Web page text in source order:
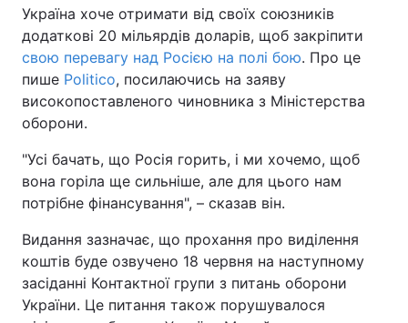
Україна хоче отримати від своїх союзників
додаткові 20 мільярдів доларів, щоб закріпити
свою перевагу над Росією на полі бою. Про це
пише Politico, посилаючись на заяву
високопоставленого чиновника з Міністерства
оборони.
"Усі бачать, що Росія горить, і ми хочемо, щоб
вона горіла ще сильніше, але для цього нам
потрібне фінансування", – сказав він.
Видання зазначає, що прохання про виділення
коштів буде озвучено 18 червня на наступному
засіданні Контактної групи з питань оборони
України. Це питання також порушувалося